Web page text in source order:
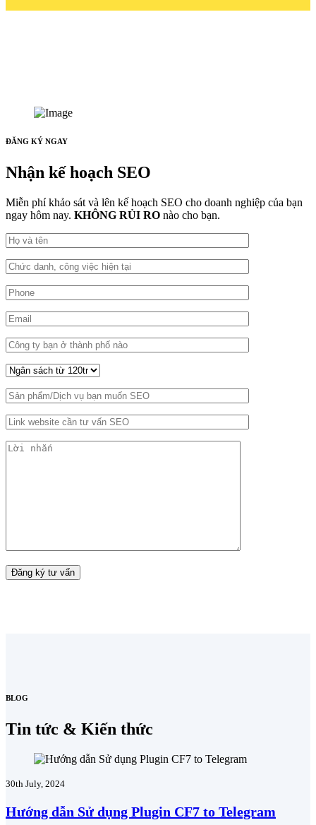
ĐĂNG KÝ NGAY
Nhận kế hoạch SEO
Miễn phí khảo sát và lên kế hoạch SEO cho doanh nghiệp của bạn
ngay hôm nay. KHÔNG RỦI RO nào cho bạn.
BLOG
Tin tức & Kiến thức
30th July, 2024
Hướng dẫn Sử dụng Plugin CF7 to Telegram